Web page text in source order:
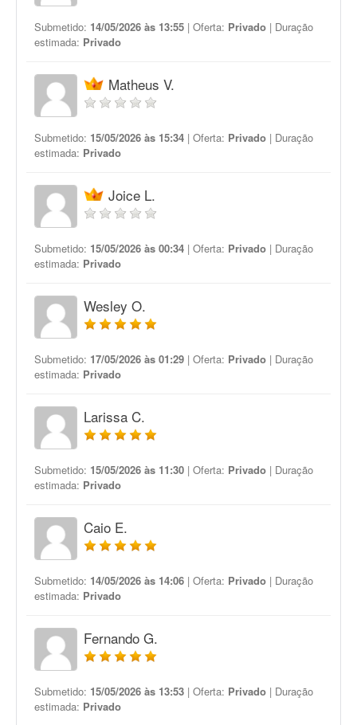
Submetido: 14/05/2026 às 13:55 | Oferta: Privado | Duração
estimada: Privado
Matheus V.
Submetido: 15/05/2026 às 15:34 | Oferta: Privado | Duração
estimada: Privado
Joice L.
Submetido: 15/05/2026 às 00:34 | Oferta: Privado | Duração
estimada: Privado
Wesley O.
Submetido: 17/05/2026 às 01:29 | Oferta: Privado | Duração
estimada: Privado
Larissa C.
Submetido: 15/05/2026 às 11:30 | Oferta: Privado | Duração
estimada: Privado
Caio E.
Submetido: 14/05/2026 às 14:06 | Oferta: Privado | Duração
estimada: Privado
Fernando G.
Submetido: 15/05/2026 às 13:53 | Oferta: Privado | Duração
estimada: Privado